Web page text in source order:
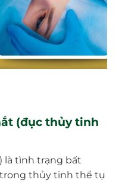
(đục thủy tinh
là tình trạng bất
thủy tinh thể tụ